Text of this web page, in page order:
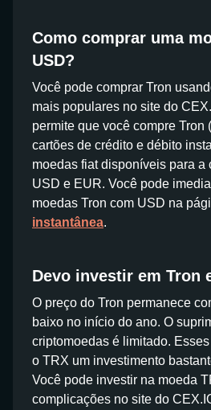
Como comprar uma
USD?
Você pode comprar Tron
mais populares no site do
permite que você compre Tron
cartões de crédito e débito
moedas fiat disponíveis para a
USD e EUR. Você pode
moedas Tron com USD na
instantânea.
Devo investir em Tron
O preço do Tron permanece
baixo no início do ano. O
criptomoedas é limitado.
o TRX um investimento
Você pode investir na moeda
complicações no site do